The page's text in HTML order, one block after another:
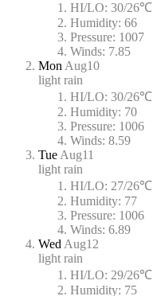
HI/LO: 30/26℃
Humidity: 66
Pressure: 1007
Winds: 7.85
MonAug10
light rain
HI/LO: 30/26℃
Humidity: 70
Pressure: 1006
Winds: 8.59
TueAug11
light rain
HI/LO: 27/26℃
Humidity: 77
Pressure: 1006
Winds: 6.89
WedAug12
light rain
HI/LO: 29/26℃
Humidity: 75